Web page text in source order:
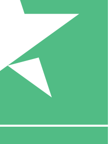
de téléchargement. Sans
10 00